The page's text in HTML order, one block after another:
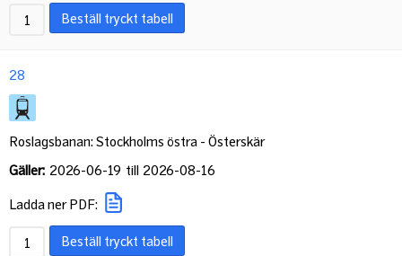
Beställ tryckt tabell
28
Roslagsbanan: Stockholms östra - Österskär
Gäller: 2026-06-19 till 2026-08-16
Ladda ner PDF:
Beställ tryckt tabell